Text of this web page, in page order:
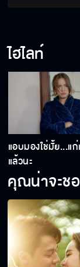
ไฮไลท์
แอบมองใช่มั้ย...แ
แล้วนะ
คุณน่าจะช